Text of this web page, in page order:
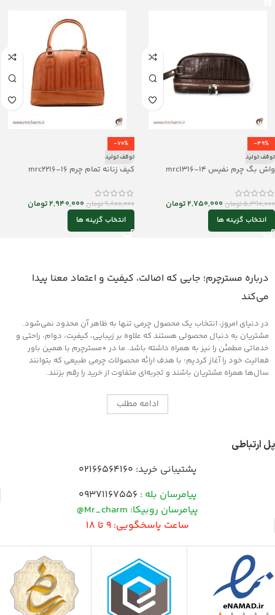
-49%
توقف تولید
واش بگ چرم نفیس mrc1316-14
5,390,000تومان2,750,000تومان
انتخاب گزینه ها
-70%
توقف تولید
کیف زنانه تمام چرم mrc2216-16
9,800,000تومان2,940,000تومان
انتخاب گزینه ها
درباره مسترچرم؛ جایی که اصالت، کیفیت و اعتماد معنا پیدا
می‌کند
در دنیای امروز، انتخاب یک محصول چرمی تنها به ظاهر آن محدود نمی‌شود.
مشتریان به دنبال محصولی هستند که علاوه بر زیبایی، کیفیت، دوام، راحتی و
خدماتی مطمئن را نیز به همراه داشته باشد. ما در *مسترچرم با همین باور
فعالیت خود را آغاز کردیم؛ با هدف ارائه محصولات چرمی طبیعی که بتوانند
سال‌ها همراه مشتریان باشند و تجربه‌ای متفاوت از خرید را رقم بزنند.
ادامه مطلب
پل ارتباطی
پشتیبانی خرید: 02166564160
پیامرسان بله : 09371167556
پیامرسان روبیکا: Mr_charm@
ساعت پاسخگویی: 9 تا 18